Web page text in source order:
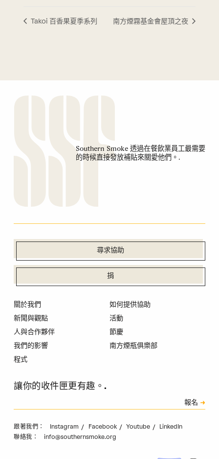
Takoi 百香果夏季系列 南方煙霧基金會屋頂之夜
Southern Smoke 透過在餐飲業員工最需要
的時候直接發放補貼來關愛他們。.
尋求協助
捐
關於我們
新聞與觀點
人與合作夥伴
我們的影響
程式
如何提供協助
活動
節慶
南方煙瓶俱樂部
讓你的收件匣更有趣。.
報名
跟著我們： Instagram Facebook Youtube LinkedIn
聯絡我： info@southernsmoke.org